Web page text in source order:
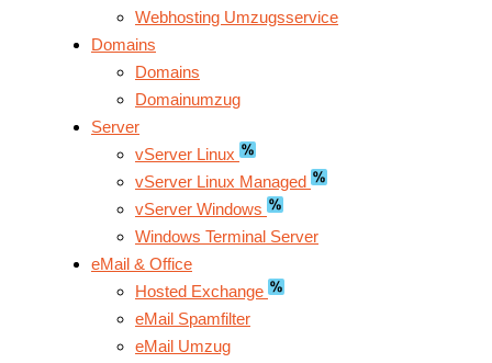
Webhosting Umzugsservice
Domains
Domains
Domainumzug
Server
vServer Linux
vServer Linux Managed
vServer Windows
Windows Terminal Server
eMail & Office
Hosted Exchange
eMail Spamfilter
eMail Umzug